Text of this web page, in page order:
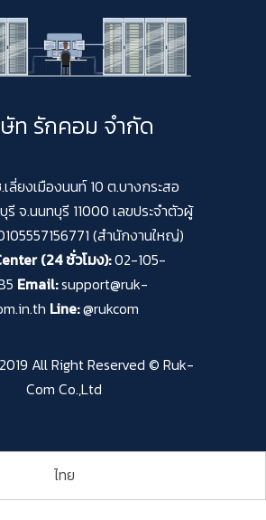
ท รักคอม จำกัด
เลี่ยงเมืองนนท์ 10 ต.บางกระสอ
รี จ.นนทบุรี 11000 เลขประจำตัวผู้
(สำนักงานใหญ่)
(24 ชั่วโมง):02-105-
Email:support@ruk-
Line:@rukcom
All Right Reserved © Ruk-
Com Co.,Ltd
ไทย